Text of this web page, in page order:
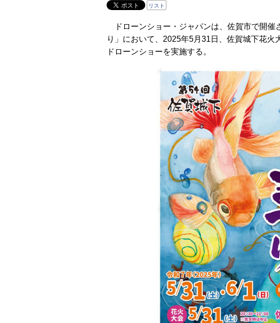
リスト
ドローンショー・ジャパンは、佐賀市で開催
り」において、2025年5月31日、佐賀城下花火
ドローンショーを実施する。